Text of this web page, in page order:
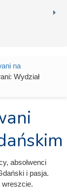
na
Wydział
absolwenci
i pasja.
wreszcie.